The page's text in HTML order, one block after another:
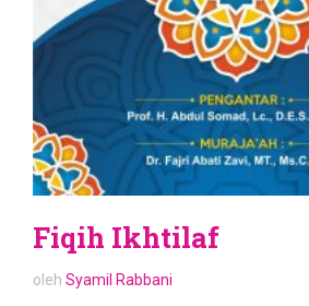
Fiqih Ikhtilaf
oleh Syamil Rabbani